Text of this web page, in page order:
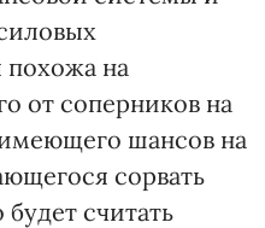
похожа на
от соперников на
шансов на
сорвать
считать